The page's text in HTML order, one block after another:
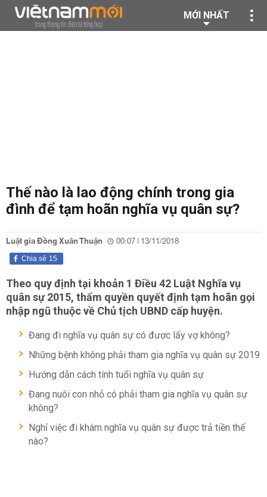
MỚI NHẤT
Thế nào là lao động chính trong gia
đình để tạm hoãn nghĩa vụ quân sự?
Luật gia Đồng Xuân Thuận 00:07 | 13/11/2018
15
Chia sẻ
Theo quy định tại khoản 1 Điều 42 Luật Nghĩa vụ
quân sự 2015, thẩm quyền quyết định tạm hoãn gọi
nhập ngũ thuộc về Chủ tịch UBND cấp huyện.
Đang đi nghĩa vụ quân sự có được lấy vợ không?
Những bệnh không phải tham gia nghĩa vụ quân sự 2019
Hướng dẫn cách tính tuổi nghĩa vụ quân sự
Đang nuôi con nhỏ có phải tham gia nghĩa vụ quân sự
không?
Nghỉ việc đi khám nghĩa vụ quân sự được trả tiền thế
nào?